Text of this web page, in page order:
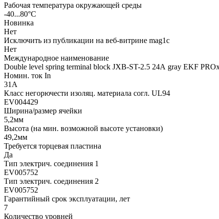
Рабочая температура окружающей среды
-40...80°C
Новинка
Нет
Исключить из публикации на веб-витрине mag1c
Нет
Международное наименование
Double level spring terminal block JXB-ST-2.5 24А gray EKF
Номин. ток In
31А
Класс негорючести изоляц. материала согл. UL94
EV004429
Ширина/размер ячейки
5,2мм
Высота (на мин. возможной высоте установки)
49,2мм
Требуется торцевая пластина
Да
Тип электрич. соединения 1
EV005752
Тип электрич. соединения 2
EV005752
Гарантийный срок эксплуатации, лет
7
Количество уровней